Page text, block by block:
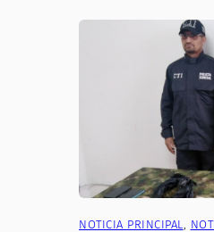
NOTICIA PRINCIPAL